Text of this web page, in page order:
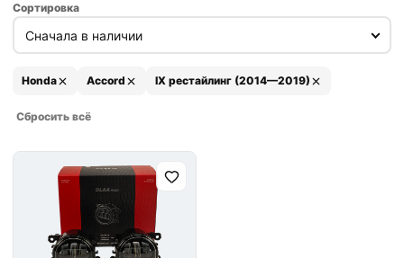
Сортировка
Honda Accord IX рестайлинг (2014—2019)
Сбросить всё